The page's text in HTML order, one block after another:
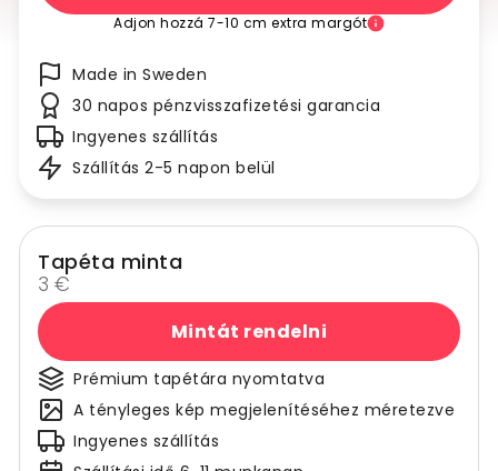
Adjon hozzá 7-10 cm extra margót
Made in Sweden
30 napos pénzvisszafizetési garancia
Ingyenes szállítás
Szállítás 2-5 napon belül
Tapéta minta
3 €
Mintát rendelni
Prémium tapétára nyomtatva
A tényleges kép megjelenítéséhez méretezve
Ingyenes szállítás